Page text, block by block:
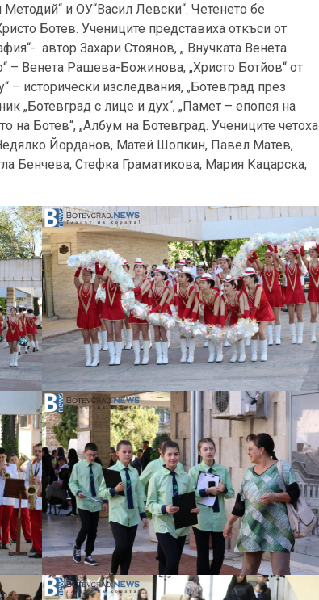
и ОУ“Васил Левски“. Четенето бе
Ботев. Учениците представиха откъси от
автор Захари Стоянов, „ Внучката Венета
– Венета Рашева-Божинова, „Христо Ботйов“ от
– исторически изследвания, „Ботевград през
„Ботевград с лице и дух“, „Памет – епопея на
на Ботев“, „Албум на Ботевград. Учениците четоха
Йорданов, Матей Шопкин, Павел Матев,
Бенчева, Стефка Граматикова, Мария Кацарска,